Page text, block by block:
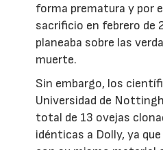
forma prematura y por
sacrificio en febrero de
planeaba sobre las
muerte.
Sin embargo, los
Universidad de
total de 13 ovejas
idénticas a Dolly, ya